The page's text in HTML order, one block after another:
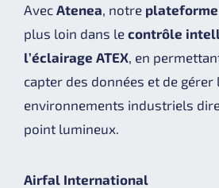
Avec Atenea , notre plateforme
plus loin dans le contrôle
l’éclairage ATEX, en
capter des données et de gérer
environnements industriels
point lumineux.
Airfal International